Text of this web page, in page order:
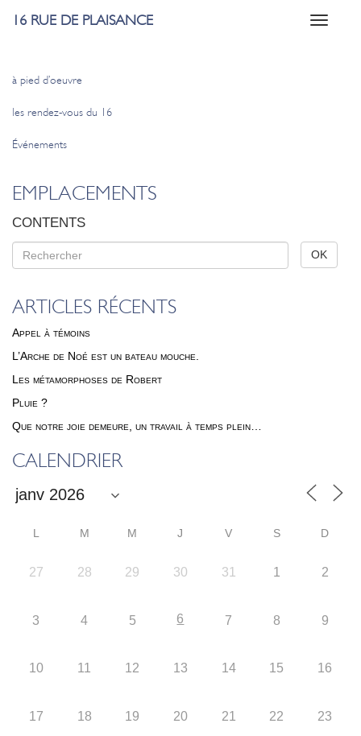
Toggle
16 RUE DE PLAISANCE
à pied d’oeuvre
les rendez-vous du 16
Événements
EMPLACEMENTS
CONTENTS
ARTICLES RÉCENTS
Appel à témoins
L’Arche de Noé est un bateau mouche.
Les métamorphoses de Robert
Pluie ?
Que notre joie demeure, un travail à temps plein…
CALENDRIER
L M M J V S D
27 28 29 30 31 1 2
3 4 5 6 7 8 9
10 11 12 13 14 15 16
17 18 19 20 21 22 23